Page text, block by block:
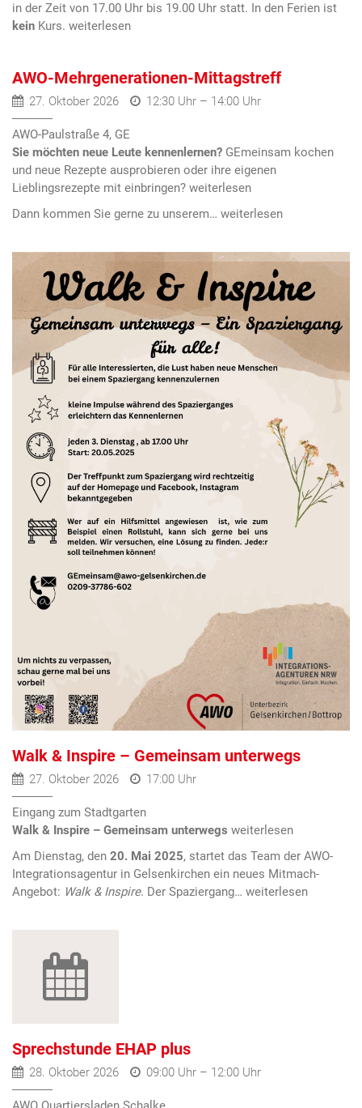
in der Zeit von 17.00 Uhr bis 19.00 Uhr statt. In den Ferien ist
kein Kurs.
AWO-Mehrgenerationen-Mittagstreff
27. Oktober 2026 12:30 Uhr – 14:00 Uhr
AWO-Paulstraße 4, GE
Sie möchten neue Leute kennenlernen? GEmeinsam kochen
und neue Rezepte ausprobieren oder ihre eigenen
Lieblingsrezepte mit einbringen?
Dann kommen Sie gerne zu unserem…
Walk & Inspire – Gemeinsam unterwegs
27. Oktober 2026 17:00 Uhr
Eingang zum Stadtgarten
Walk & Inspire – Gemeinsam unterwegs
Am Dienstag, den 20. Mai 2025, startet das Team der AWO-
Integrationsagentur in Gelsenkirchen ein neues Mitmach-
Angebot: Walk & Inspire. Der Spaziergang…
Sprechstunde EHAP plus
28. Oktober 2026 09:00 Uhr – 12:00 Uhr